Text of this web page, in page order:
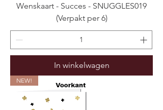
Wenskaart - Succes - SNUGGLES019
(Verpakt per 6)
In winkelwagen
NEW!